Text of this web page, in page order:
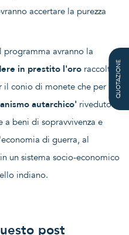
accertare la purezza
programma avranno la
in prestito l'oro raccolto
conio di monete che per la
autarchico' riveduto e
beni di sopravvivenza e
di guerra, al
un sistema socio-economico
indiano.
post
QUOTAZIONE